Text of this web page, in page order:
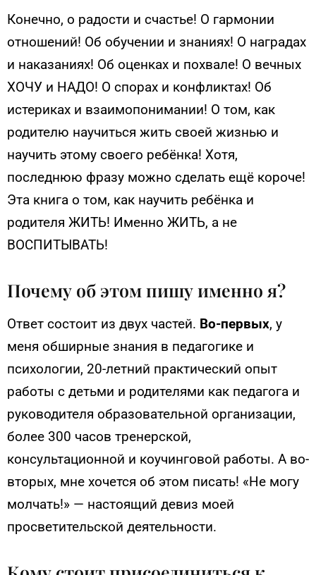
Конечно, о радости и счастье! О гармонии
отношений! Об обучении и знаниях! О наградах
и наказаниях! Об оценках и похвале! О вечных
ХОЧУ и НАДО! О спорах и конфликтах! Об
истериках и взаимопонимании! О том, как
родителю научиться жить своей жизнью и
научить этому своего ребёнка! Хотя,
последнюю фразу можно сделать ещё короче!
Эта книга о том, как научить ребёнка и
родителя ЖИТЬ! Именно ЖИТЬ, а не
ВОСПИТЫВАТЬ!
Почему об этом пишу именно я?
Ответ состоит из двух частей. Во-первых, у
меня обширные знания в педагогике и
психологии, 20-летний практический опыт
работы с детьми и родителями как педагога и
руководителя образовательной организации,
более 300 часов тренерской,
консультационной и коучинговой работы. А во-
вторых, мне хочется об этом писать! «Не могу
молчать!» — настоящий девиз моей
просветительской деятельности.